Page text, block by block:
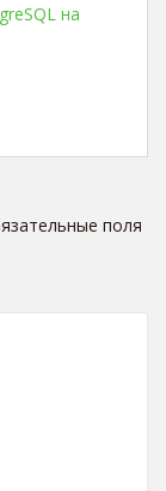
на
поля